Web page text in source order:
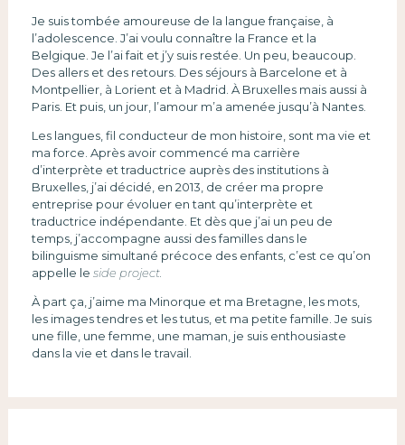
Je suis tombée amoureuse de la langue française, à
l’adolescence. J’ai voulu connaître la France et la
Belgique. Je l’ai fait et j’y suis restée. Un peu, beaucoup.
Des allers et des retours. Des séjours à Barcelone et à
Montpellier, à Lorient et à Madrid. À Bruxelles mais aussi à
Paris. Et puis, un jour, l’amour m’a amenée jusqu’à Nantes.
Les langues, fil conducteur de mon histoire, sont ma vie et
ma force. Après avoir commencé ma carrière
d’interprète et traductrice auprès des institutions à
Bruxelles, j’ai décidé, en 2013, de créer ma propre
entreprise pour évoluer en tant qu’interprète et
traductrice indépendante. Et dès que j’ai un peu de
temps, j’accompagne aussi des familles dans le
bilinguisme simultané précoce des enfants, c’est ce qu’on
appelle le side project.
À part ça, j’aime ma Minorque et ma Bretagne, les mots,
les images tendres et les tutus, et ma petite famille. Je suis
une fille, une femme, une maman, je suis enthousiaste
dans la vie et dans le travail.